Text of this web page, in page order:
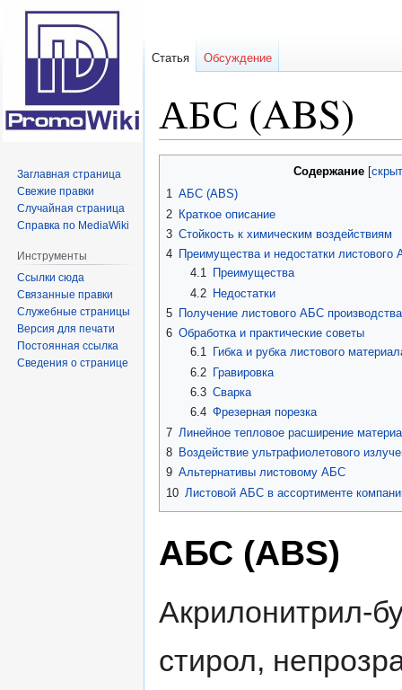
АБС (ABS)
навигации
Содержание
1 АБС (ABS)
2 Краткое описание
3 Стойкость к химическим воздействиям
4 Преимущества и недостатки
4.1
Преимущества
4.2
Недостатки
5 Получение листового АБС
6 Обработка и практические советы
6.1
Гибка и рубка листового
6.2 Гравировка
6.3 Сварка
6.4 Фрезерная порезка
7 Линейное тепловое расширение
8 Воздействие ультрафиолетового
9 Альтернативы листовому АБС
10 Листовой АБС в ассортименте
АБС (ABS)
Акрилонитрил-
стирол,
Статья Обсуждение
Заглавная страница
Свежие правки
Случайная страница
Справка по MediaWiki
Инструменты
Ссылки сюда
Связанные правки
Служебные страницы
Версия для печати
Постоянная ссылка
Сведения о странице